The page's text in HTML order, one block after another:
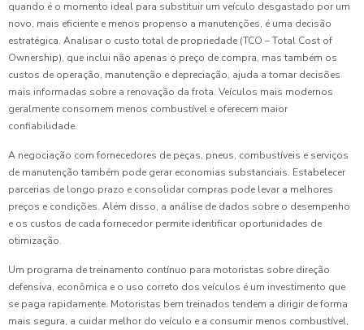
quando é o momento ideal para substituir um veículo desgastado por um
novo, mais eficiente e menos propenso a manutenções, é uma decisão
estratégica. Analisar o custo total de propriedade (TCO – Total Cost of
Ownership), que inclui não apenas o preço de compra, mas também os
custos de operação, manutenção e depreciação, ajuda a tomar decisões
mais informadas sobre a renovação da frota. Veículos mais modernos
geralmente consomem menos combustível e oferecem maior
confiabilidade.
A negociação com fornecedores de peças, pneus, combustíveis e serviços
de manutenção também pode gerar economias substanciais. Estabelecer
parcerias de longo prazo e consolidar compras pode levar a melhores
preços e condições. Além disso, a análise de dados sobre o desempenho
e os custos de cada fornecedor permite identificar oportunidades de
otimização.
Um programa de treinamento contínuo para motoristas sobre direção
defensiva, econômica e o uso correto dos veículos é um investimento que
se paga rapidamente. Motoristas bem treinados tendem a dirigir de forma
mais segura, a cuidar melhor do veículo e a consumir menos combustível,